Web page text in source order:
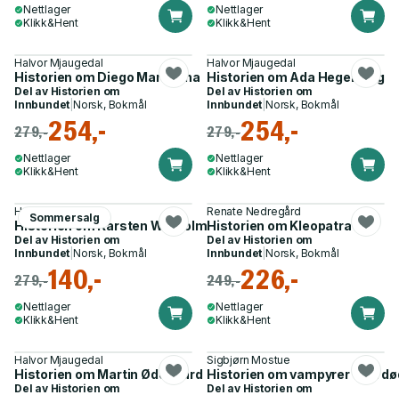
Nettlager
Klikk&Hent
Nettlager
Klikk&Hent
Halvor Mjaugedal
Historien om Diego Maradona
Del av Historien om
Innbundet |Norsk, Bokmål
279,-254,-
Nettlager
Klikk&Hent
Halvor Mjaugedal
Historien om Ada Hegerberg
Del av Historien om
Innbundet |Norsk, Bokmål
279,-254,-
Nettlager
Klikk&Hent
Sommersalg
Halvor Mjaugedal
Historien om Karsten Warholm
Del av Historien om
Innbundet |Norsk, Bokmål
279,-140,-
Nettlager
Klikk&Hent
Renate Nedregård
Historien om Kleopatra
Del av Historien om
Innbundet |Norsk, Bokmål
249,-226,-
Nettlager
Klikk&Hent
Halvor Mjaugedal
Historien om Martin Ødegaard
Del av Historien om
Sigbjørn Mostue
Historien om vampyrer - fra
Del av Historien om